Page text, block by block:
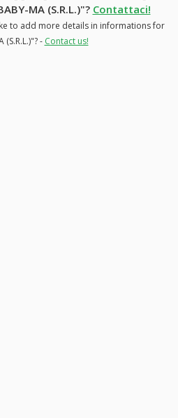
MA (S.R.L.)"? Contattaci!
to add more details in informations for
(S.R.L.)"? - Contact us!